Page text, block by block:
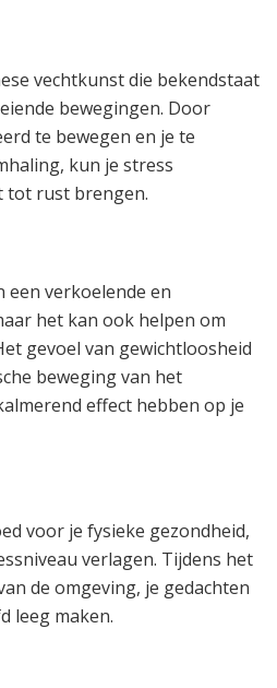
vechtkunst die bekendstaat
bewegingen. Door
te bewegen en je te
kun je stress
tot rust brengen.
een verkoelende en
het kan ook helpen om
gevoel van gewichtloosheid
beweging van het
effect hebben op je
voor je fysieke gezondheid,
verlagen. Tijdens het
de omgeving, je gedachten
leeg maken.